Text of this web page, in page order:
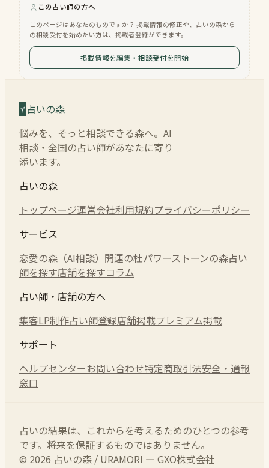
この占い師の方へ
このページはあなたのものですか？ 掲載情報の修正や、占いの森から
の相談受付を始めたい方は、掲載者登録ができます。
掲載情報を編集・相談受付を開始
占いの森
悩みを、そっと相談できる森へ。AI
相談・全国の占い師があなたに寄り
添います。
占いの森
トップページ運営会社利用規約プライバシーポリシー
サービス
恋愛の森（AI相談） 開運の杜パワーストーンの森占い
師を探す店舗を探すコラム
占い師・店舗の方へ
集客LP制作占い師登録店舗掲載プレミアム掲載
サポート
ヘルプセンターお問い合わせ特定商取引法安全・通報
窓口
占いの結果は、これからを考えるためのひとつの参考
です。将来を保証するものではありません。
© 2026 占いの森 / URAMORI — GXO株式会社